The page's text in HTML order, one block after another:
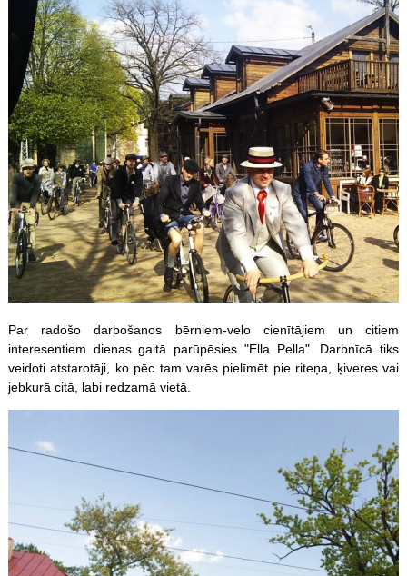
Par radošo darbošanos bērniem-velo cienītājiem un citiem
interesentiem dienas gaitā parūpēsies "Ella Pella". Darbnīcā tiks
veidoti atstarotāji, ko pēc tam varēs pielīmēt pie riteņa, ķiveres vai
jebkurā citā, labi redzamā vietā.